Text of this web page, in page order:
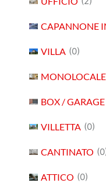
CAPANNONE
VILLA (0)
MONOLOCALE
BOX / GARAGE
VILLETTA (0)
CANTINATO
ATTICO (0)